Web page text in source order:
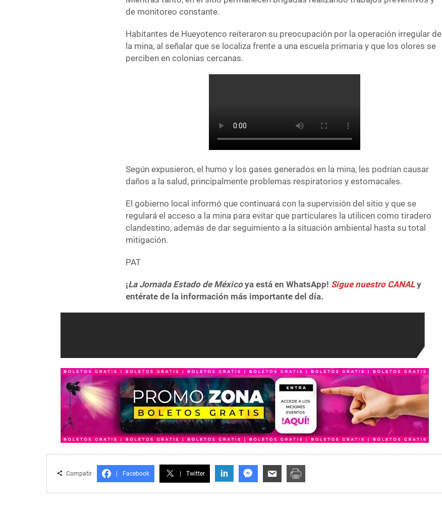
de monitoreo constante.
Habitantes de Hueyotenco reiteraron su preocupación por la operación irregular de
la mina, al señalar que se localiza frente a una escuela primaria y que los olores se
perciben en colonias cercanas.
Según expusieron, el humo y los gases generados en la mina, les podrían causar
daños a la salud, principalmente problemas respiratorios y estomacales.
El gobierno local informó que continuará con la supervisión del sitio y que se
regulará el acceso a la mina para evitar que particulares la utilicen como tiradero
clandestino, además de dar seguimiento a la situación ambiental hasta su total
mitigación.
PAT
¡La Jornada Estado de Méxicoya está en WhatsApp! Sigue nuestro CANALy
entérate de la información más importante del día.
Compatir | Facebook | Twitter in